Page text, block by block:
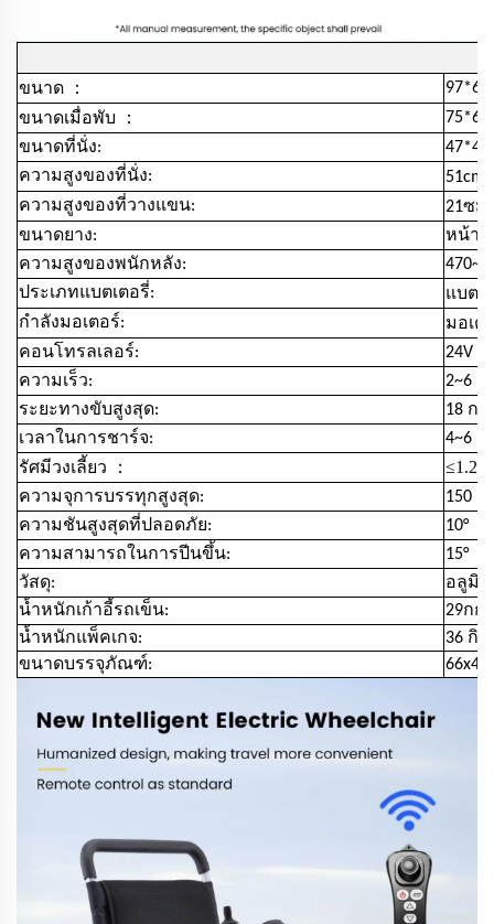
ขนาด ：
ขนาดเมื่อพับ
：
ขนาดที่นั่ง:
ความสูงของที่นั่ง:
51cm
ความสูงของที่วางแขน:
21ซม
ขนาดยาง:
หน้า
ความสูงของพนักหลัง:
ประเภทแบตเตอรี่:
แบตเ
กำลังมอเตอร์:
มอเต
คอนโทรลเลอร์:
24V /
ความเร็ว:
2~6
ระยะทางขับสูงสุด:
18 ก
เวลาในการชาร์จ:
4~6 ชั่
รัศมีวงเลี้ยว
： ≤1.2
ความจุการบรรทุกสูงสุด:
150 ก
ความชันสูงสุดที่ปลอดภัย:
10°
ความสามารถในการปีนขึ้น:
15°
วัสดุ:
อลูมิเ
น้ำหนักเก้าอี้รถเข็น:
29กก
น้ำหนักแพ็คเกจ:
36 กิ
ขนาดบรรจุภัณฑ์: